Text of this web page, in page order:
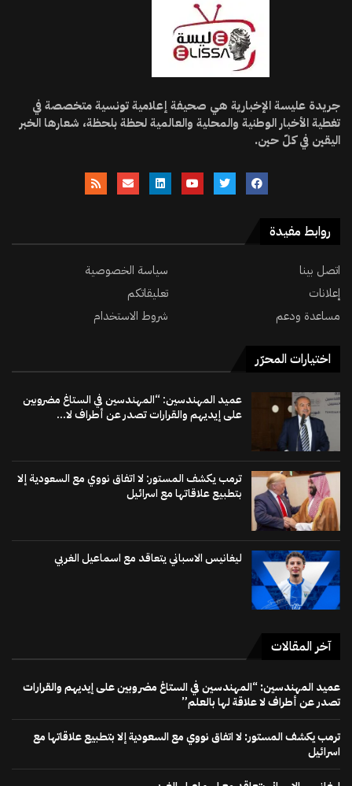
جريدة عليسة الإخبارية هي صحيفة إعلامية تونسية متخصصة في
تغطية الأخبار الوطنية والمحلية والعالمية لحظة بلحظة، شعارها الخبر
اليقين في كلّ حين.
روابط مفيدة
اتصل بينا
سياسة الخصوصية
إعلانات
تعليقاتكم
مساعدة ودعم
شروط الاستخدام
اختيارات المحرّر
عميد المهندسين: “المهندسين في الستاغ مضروبين
على إيديهم والقرارات تصدر عن أطراف لا...
ترمب يكشف المستور: لا اتفاق نووي مع السعودية إلا
بتطبيع علاقاتها مع اسرائيل
ليغانيس الاسباني يتعاقد مع اسماعيل الغربي
آخر المقالات
عميد المهندسين: “المهندسين في الستاغ مضروبين على إيديهم والقرارات
تصدر عن أطراف لا علاقة لها بالعلم”
ترمب يكشف المستور: لا اتفاق نووي مع السعودية إلا بتطبيع علاقاتها مع
اسرائيل